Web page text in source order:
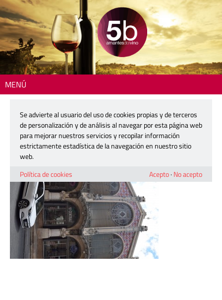
MENÚ
image_00018
22 junio, 2015
Se advierte al usuario del uso de cookies propias y de terceros
de personalización y de análisis al navegar por esta página web
para mejorar nuestros servicios y recopilar información
estrictamente estadística de la navegación en nuestro sitio
web.
Política de cookies
Acepto· No acepto